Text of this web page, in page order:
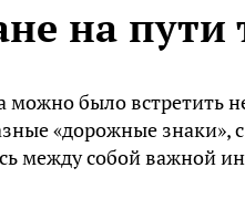
на пути
можно было встретить
«дорожные
между собой важной